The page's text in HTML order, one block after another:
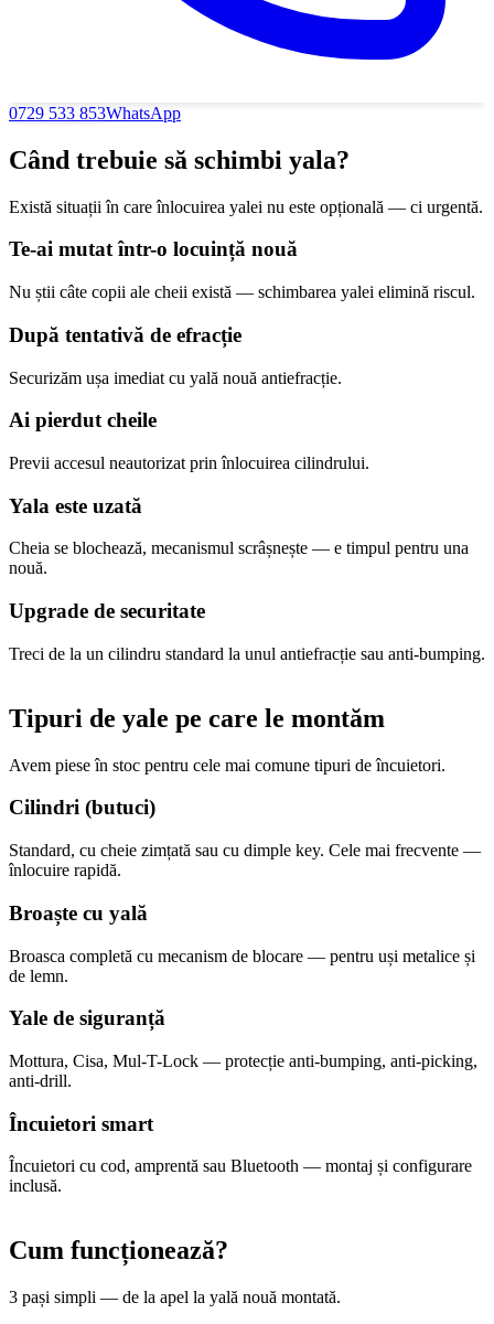
0729 533 853WhatsApp
Când trebuie să schimbi yala?
Există situații în care înlocuirea yalei nu este opțională — ci urgentă.
Te-ai mutat într-o locuință nouă
Nu știi câte copii ale cheii există — schimbarea yalei elimină riscul.
După tentativă de efracție
Securizăm ușa imediat cu yală nouă antiefracție.
Ai pierdut cheile
Previi accesul neautorizat prin înlocuirea cilindrului.
Yala este uzată
Cheia se blochează, mecanismul scrâșnește — e timpul pentru una
nouă.
Upgrade de securitate
Treci de la un cilindru standard la unul antiefracție sau anti-bumping.
Tipuri de yale pe care le montăm
Avem piese în stoc pentru cele mai comune tipuri de încuietori.
Cilindri (butuci)
Standard, cu cheie zimțată sau cu dimple key. Cele mai frecvente —
înlocuire rapidă.
Broaște cu yală
Broasca completă cu mecanism de blocare — pentru uși metalice și
de lemn.
Yale de siguranță
Mottura, Cisa, Mul-T-Lock — protecție anti-bumping, anti-picking,
anti-drill.
Încuietori smart
Încuietori cu cod, amprentă sau Bluetooth — montaj și configurare
inclusă.
Cum funcționează?
3 pași simpli — de la apel la yală nouă montată.